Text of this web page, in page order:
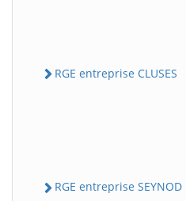
RGE entreprise CLUSES
RGE entreprise SEYNOD